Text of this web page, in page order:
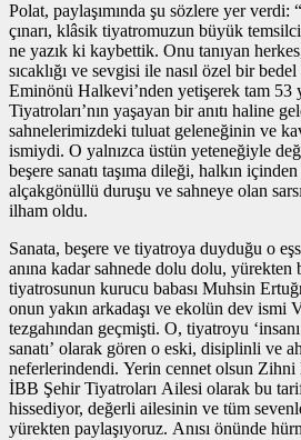
Polat, paylaşımında şu sözlere yer verdi:
çınarı, klâsik tiyatromuzun büyük
ne yazık ki kaybettik. Onu tanıyan
sıcaklığı ve sevgisi ile nasıl özel bir
Eminönü Halkevi’nden yetişerek tam 53
Tiyatroları’nın yaşayan bir anıtı haline
sahnelerimizdeki tuluat geleneğinin ve
ismiydi. O yalnızca üstün yeteneğiyle
beşere sanatı taşıma dileği, halkın
alçakgönüllü duruşu ve sahneye olan
ilham oldu.
Sanata, beşere ve tiyatroya duyduğu o
anına kadar sahnede dolu dolu, yürekten
tiyatrosunun kurucu babası Muhsin
onun yakın arkadaşı ve ekolün dev ismi
tezgahından geçmişti. O, tiyatroyu
sanatı’ olarak gören o eski, disiplinli ve
neferlerindendi. Yerin cennet olsun
İBB Şehir Tiyatroları Ailesi olarak bu
hissediyor, değerli ailesinin ve tüm
yürekten paylaşıyoruz. Anısı önünde